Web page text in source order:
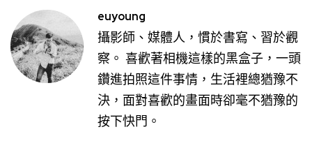
euyoung
攝影師、媒體人，慣於書寫、習於觀
察。 喜歡著相機這樣的黑盒子，一頭
鑽進拍照這件事情，生活裡總猶豫不
決，面對喜歡的畫面時卻毫不猶豫的
按下快門。